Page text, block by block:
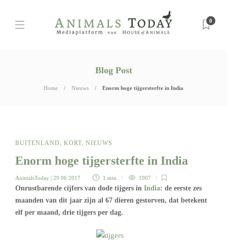
0
Blog Post
Home Nieuws Enorm hoge tijgersterfte in India
BUITENLAND, KORT, NIEUWS
Enorm hoge tijgersterfte in India
AnimalsToday | 29 06 2017 1 min 1907
Onrustbarende cijfers van dode tijgers in India: de eerste zes
maanden van dit jaar zijn al 67 dieren gestorven, dat betekent
elf per maand, drie tijgers per dag.